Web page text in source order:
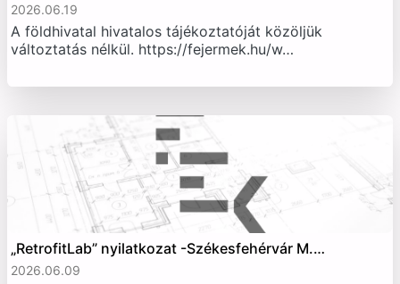
2026.06.19
A földhivatal hivatalos tájékoztatóját közöljük
változtatás nélkül. https://fejermek.hu/w…
„RetrofitLab” nyilatkozat -Székesfehérvár M.…
2026.06.09